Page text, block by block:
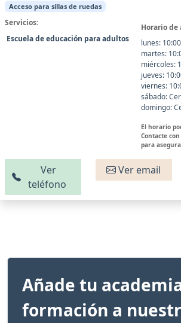
Acceso para sillas de ruedas
Servicios:
Escuela de educación para adultos
Horario de
lunes:
martes:
miércoles:
jueves:
viernes:
sábado:
domingo:
El horario
Contacte con
para
Ver
teléfono
Ver email
Añade tu
formación a